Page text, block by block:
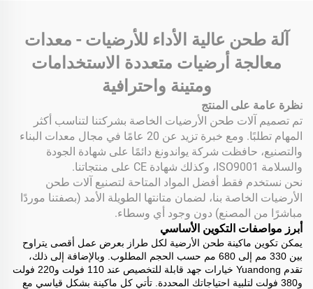
آلة طحن عالية الأداء للأرضيات - معدات
معالجة أرضيات متعددة الاستخدامات
ومتينة واحترافية
نظرة عامة على المنتج
تم تصميم آلات طحن الأرضيات الخاصة بشركتنا لتناسب أكثر
المهام تطلبًا. ومع خبرة تزيد عن 20 عامًا في مجال معدات البناء
والتصنيع، حافظت شركة يواندونغ دائمًا على شهادة الجودة
والسلامة ISO9001، وكذلك شهادة CE على منتجاتنا.
نحن نستخدم فقط أفضل المواد المتاحة لتصنيع آلات طحن
الأرضيات الخاصة بنا، لضمان متانتها الطويلة الأمد (بصفتنا موردًا
مباشرًا من المصنع) دون وجود أي وسطاء.
أبرز مواصفات التكوين الأساسي
يمكن تكوين ماكينة طحن الأرضية لكل طراز بعرض عمل أقصى يتراوح
بين 330 مم إلى 680 مم حسب الحجم المطلوب. وبالإضافة إلى ذلك،
تقدم Yuandong خيارات جهد قابلة للتخصيص عند 110 فولت و220 فولت
و380 فولت لتلبية احتياجاتك المحددة. تأتي كل ماكينة بشكل قياسي مع